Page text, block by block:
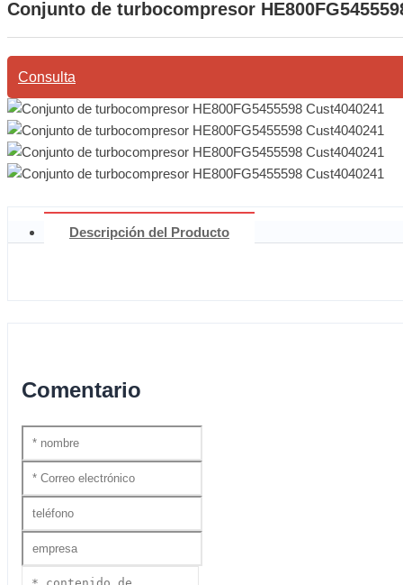
Conjunto de turbocompresor
Consulta
Descripción del Producto
Comentario